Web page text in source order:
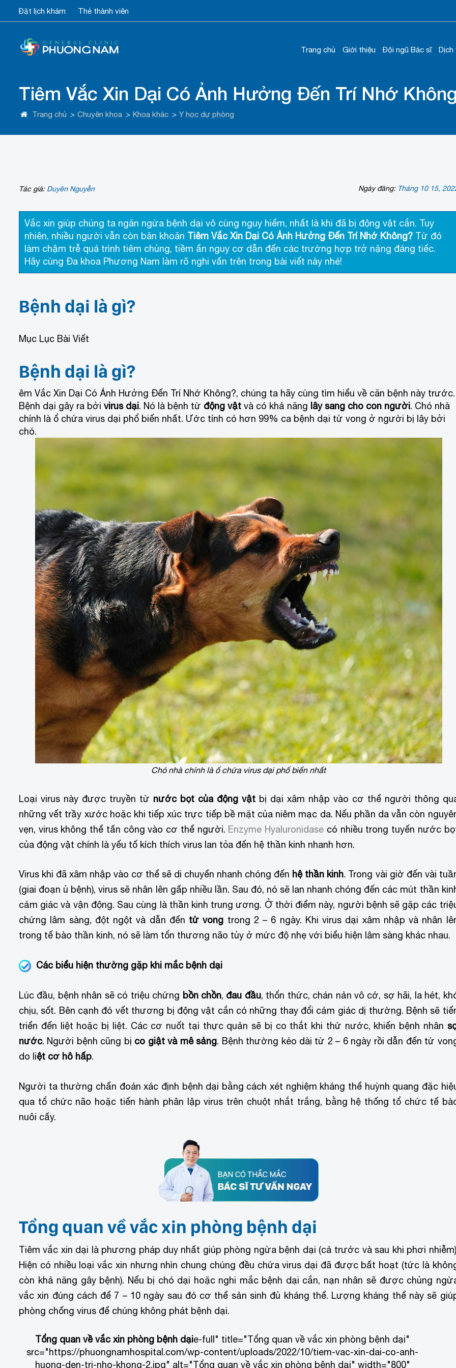
Đặt lịch khám Thẻ thành viên
Trang chủ Giới thiệu Đội ngũ Bác sĩ Dịch
Tiêm Vắc Xin Dại Có Ảnh Hưởng Đến Trí Nhớ
Trang chủ > Chuyên khoa > Khoa khác > Y học dự phòng
Tác giả: Duyên Nguyễn Ngày đăng: Tháng 10 15,
Vắc xin giúp chúng ta ngăn ngừa bệnh dại vô cùng nguy hiểm, nhất là khi đã bị động vật cắn. Tuy
nhiên, nhiều người vẫn còn băn khoăn Tiêm Vắc Xin Dại Có Ảnh Hưởng Đến Trí Nhớ Không? Từ đó
làm chậm trễ quá trình tiêm chủng, tiềm ẩn nguy cơ dẫn đến các trường hợp trở nặng đáng tiếc.
Hãy cùng Đa khoa Phương Nam làm rõ nghi vấn trên trong bài viết này nhé!
Bệnh dại là gì?
Mục Lục Bài Viết
Bệnh dại là gì?
êm Vắc Xin Dại Có Ảnh Hưởng Đến Trí Nhớ Không?, chúng ta hãy cùng tìm hiểu về căn bệnh này trước.
Bệnh dại gây ra bởi virus dại. Nó là bệnh từ động vật và có khả năng lây sang cho con người. Chó nhà
chính là ổ chứa virus dại phổ biến nhất. Ước tính có hơn 99% ca bệnh dại tử vong ở người bị lây bởi
chó.
Chó nhà chính là ổ chứa virus dại phổ biến nhất
Loại virus này được truyền từ nước bọt của động vậtbị dại xâm nhập vào cơ thể người thông
những vết trầy xước hoặc khi tiếp xúc trực tiếp bề mặt của niêm mạc da. Nếu phần da vẫn còn
vẹn, virus không thể tấn công vào cơ thể người. Enzyme Hyaluronidase có nhiều trong tuyến nước
của động vật chính là yếu tố kích thích virus lan tỏa đến hệ thần kinh nhanh hơn.
Virus khi đã xâm nhập vào cơ thể sẽ di chuyển nhanh chóng đến hệ thần kinh. Trong vài giờ đến vài
(giai đoạn ủ bệnh), virus sẽ nhân lên gấp nhiều lần. Sau đó, nó sẽ lan nhanh chóng đến các mút thần
cảm giác và vận động. Sau cùng là thần kinh trung ương. Ở thời điểm này, người bệnh sẽ gặp các
chứng lâm sàng, đột ngột và dẫn đến tử vong trong 2 – 6 ngày. Khi virus dại xâm nhập và nhân
trong tế bào thần kinh, nó sẽ làm tổn thương não tủy ở mức độ nhẹ với biểu hiện lâm sàng khác nhau.
Các biểu hiện thường gặp khi mắc bệnh dại
Lúc đầu, bệnh nhân sẽ có triệu chứng bồn chồn, đau đầu, thổn thức, chán nản vô cớ, sợ hãi, la hét,
chịu, sốt. Bên cạnh đó vết thương bị động vật cắn có những thay đổi cảm giác dị thường. Bệnh sẽ
triển đến liệt hoặc bị liệt. Các cơ nuốt tại thực quản sẽ bị co thắt khi thử nước, khiến bệnh nhân
nước. Người bệnh cũng bị co giật và mê sảng. Bệnh thường kéo dài từ 2 – 6 ngày rồi dẫn đến tử
do liệt cơ hô hấp.
Người ta thường chẩn đoán xác định bệnh dại bằng cách xét nghiệm kháng thể huỳnh quang đặc
qua tổ chức não hoặc tiến hành phân lập virus trên chuột nhắt trắng, bằng hệ thống tổ chức tế
nuôi cấy.
Tổng quan về vắc xin phòng bệnh dại
Tiêm vắc xin dại là phương pháp duy nhất giúp phòng ngừa bệnh dại (cả trước và sau khi phơi
Hiện có nhiều loại vắc xin nhưng nhìn chung chúng đều chứa virus dại đã được bất hoạt (tức là
còn khả năng gây bệnh). Nếu bị chó dại hoặc nghi mắc bệnh dại cắn, nạn nhân sẽ được chủng
vắc xin đúng cách để 7 – 10 ngày sau đó cơ thể sản sinh đủ kháng thể. Lượng kháng thể này sẽ
phòng chống virus để chúng không phát bệnh dại.
Tổng quan về vắc xin phòng bệnh dạie-full" title="Tổng quan về vắc xin phòng bệnh dại"
src="https://phuongnamhospital.com/wp-content/uploads/2022/10/tiem-vac-xin-dai-co-anh-
huong-den-tri-nho-khong-2.jpg" alt="Tổng quan về vắc xin phòng bệnh dại" width="800"